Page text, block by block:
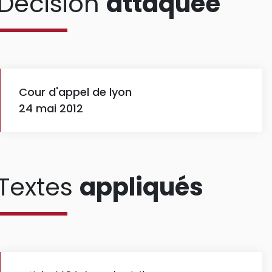
Cour d'appel de lyon
24 mai 2012
appliqués